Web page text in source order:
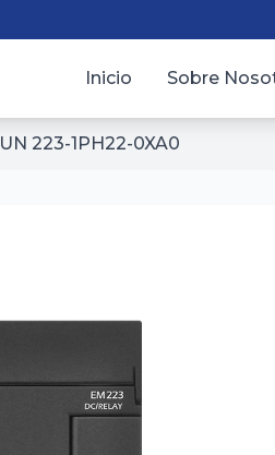
Inicio Sobre
UN 223-1PH22-0XA0